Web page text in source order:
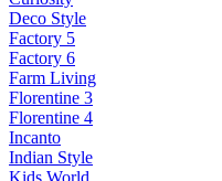
Deco Style
Factory 5
Factory 6
Farm Living
Florentine 3
Florentine 4
Incanto
Indian Style
Kids World